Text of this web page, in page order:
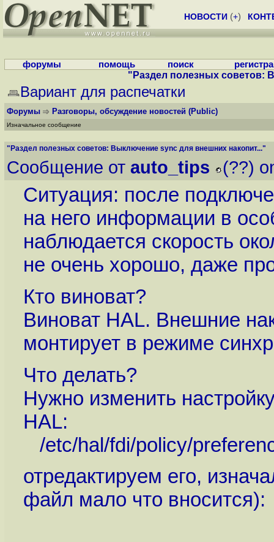
НОВОСТИ (+)
форумы помощь поиск
"Раздел полезных советов:
Вариант для распечатки
Форумы Разговоры, обсуждение новостей (Public)
Изначальное сообщение
"Раздел полезных советов: Выключение sync для внешних накопит..."
Сообщение от auto_tips (??)
Ситуация: после
на него информации в
наблюдается скорость
не очень хорошо, даже
Кто виноват?
Виноват HAL. Внешние
монтирует в режиме
Что делать?
Нужно изменить
HAL:
/etc/hal/fdi/policy/
отредактируем его,
файл мало что вносится):